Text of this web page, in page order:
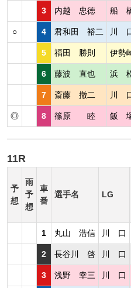
3 内越 忠徳 船
○ 4 君和田 裕二 川
5 福田 勝則 伊勢
6 藤波 直也 浜
7 斎藤 撤二 川
◎ 8 篠原 睦 飯
11R
予
想
雨
予
想
車
番
選手名 LG
1 丸山 浩信 川 口
2 長谷川 啓 川 口
3 浅野 幸三 川 口